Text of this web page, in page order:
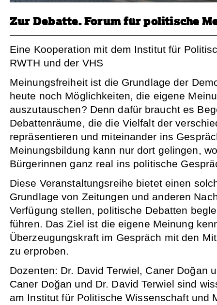
Zur Debatte. Forum für politische
Eine Kooperation mit dem Institut für
RWTH und der VHS
Meinungsfreiheit ist die Grundlage der
heute noch Möglichkeiten, die eigene
auszutauschen? Denn dafür braucht es
Debattenräume, die die Vielfalt der
repräsentieren und miteinander ins
Meinungsbildung kann nur dort gelingen,
Bürgerinnen ganz real ins politische
Diese Veranstaltungsreihe bietet einen
Grundlage von Zeitungen und anderen
Verfügung stellen, politische Debatten
führen. Das Ziel ist die eigene Meinung
Überzeugungskraft im Gespräch mit den
zu erproben.
Dozenten: Dr. David Terwiel, Caner Doğan
Caner Doğan und Dr. David Terwiel sind
am Institut für Politische Wissenschaft und